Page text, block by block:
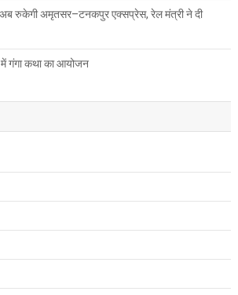
रुकेगी अमृतसर–टनकपुर एक्सप्रेस, रेल मंत्री ने दी
में गंगा कथा का आयोजन